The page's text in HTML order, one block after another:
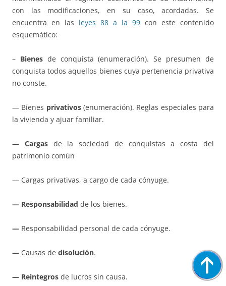
con las modificaciones, en su caso, acordadas. Se
encuentra en las leyes 88 a la 99 con este contenido
esquemático:
– Bienesde conquista (enumeración). Se presumen de
conquista todos aquellos bienes cuya pertenencia privativa
no conste.
— Bienes privativos(enumeración). Reglas especiales para
la vivienda y ajuar familiar.
— Cargasde la sociedad de conquistas a costa del
patrimonio común
— Cargas privativas, a cargo de cada cónyuge.
— Responsabilidad de los bienes.
— Responsabilidad personal de cada cónyuge.
— Causas de disolución.
— Reintegros de lucros sin causa.